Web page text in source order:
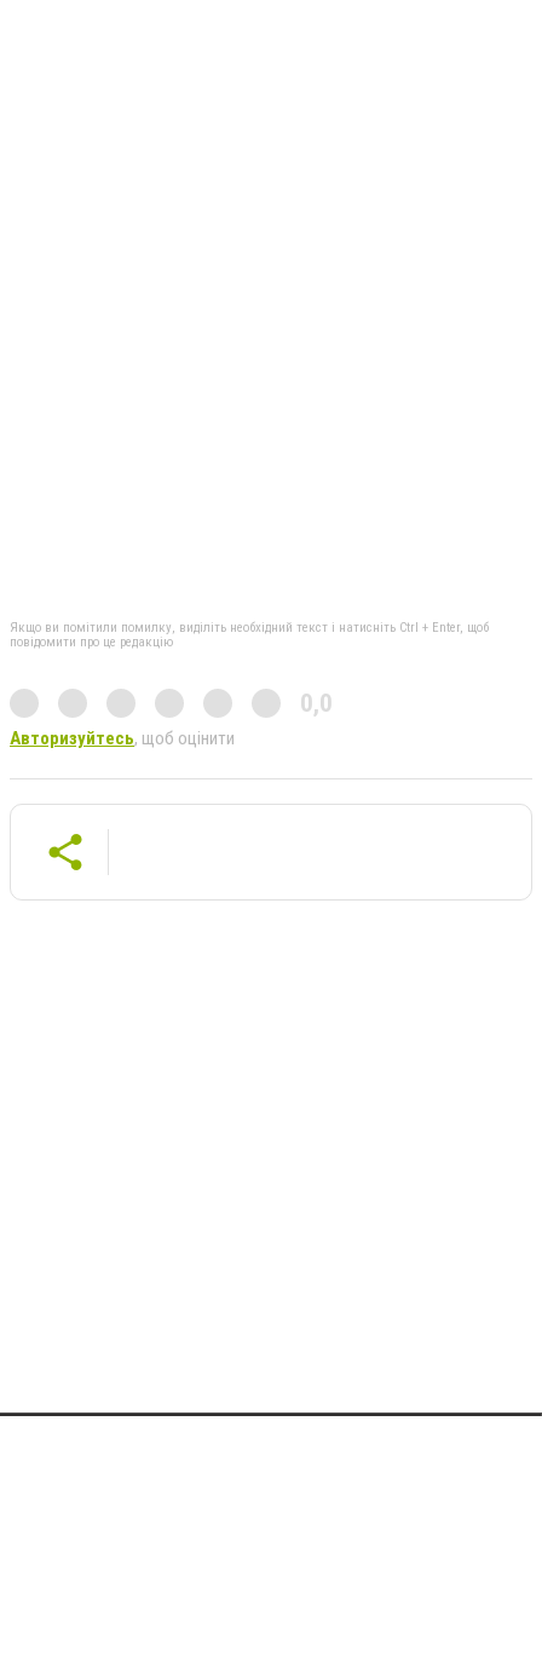
Якщо ви помітили помилку, виділіть необхідний текст і натисніть Ctrl + Enter, щоб
повідомити про це редакцію
0,0
Авторизуйтесь, щоб оцінити